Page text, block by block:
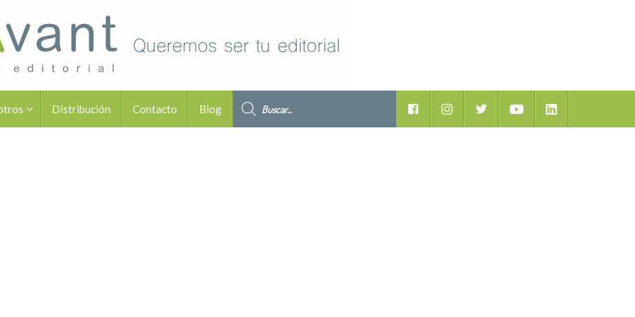
Distribución Contacto Blog
Facebook YoutubeLinkedIn